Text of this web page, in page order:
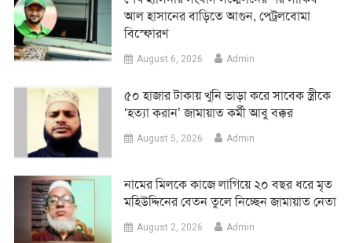
আল হাসানের বাড়িতে আগুন, পেট্রলবোমা
বিস্ফোরণ
August 6, 2026 Admin
৫০ হাজার টাকায় খুনি ভাড়া করে সাবেক স্ত্রীকে
‘হত্যা করান’ জামায়াত কর্মী আবু বক্কর
August 5, 2026 Admin
নামের মিলকে কাজে লাগিয়ে ২০ বছর ধরে মৃত
মহিউদ্দিনের বেতন তুলে নিচ্ছেন জামায়াত নেতা
August 2, 2026 Admin